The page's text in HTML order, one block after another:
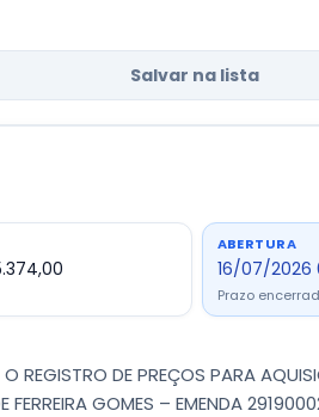
Salvar na lista
ABERTURA
16/07/2026
Prazo
DE PREÇOS PARA
FERREIRA GOMES – EMENDA